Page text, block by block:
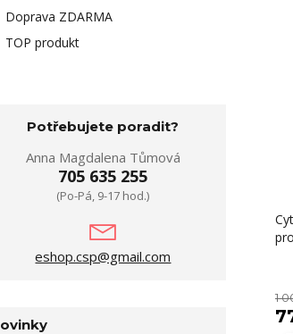
1
Doprava ZDARMA
TOP produkt
Potřebujete poradit?
Anna Magdalena Tůmová
705 635 255
(Po-Pá, 9-17 hod.)
eshop.csp@gmail.com